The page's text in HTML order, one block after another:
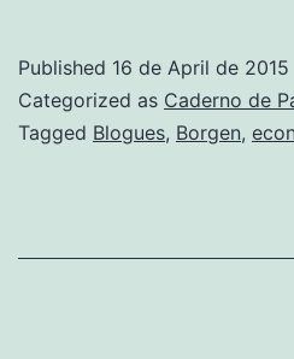
Published 16 de April de 2015
Categorized as Caderno de
Tagged Blogues, Borgen,